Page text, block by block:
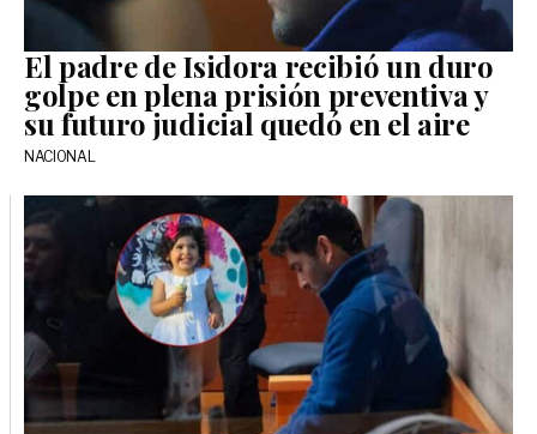
El padre de Isidora recibió un duro
golpe en plena prisión preventiva y
su futuro judicial quedó en el aire
NACIONAL